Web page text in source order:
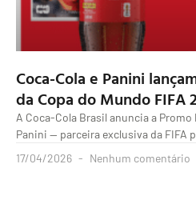
Coca-Cola e Panini
da Copa do Mundo FIFA
A Coca-Cola Brasil anuncia a
Panini — parceira exclusiva da FIFA
17/04/2026
Nenhum comentário